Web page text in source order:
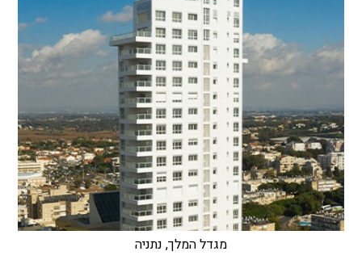
מגדל המלך, נתניה